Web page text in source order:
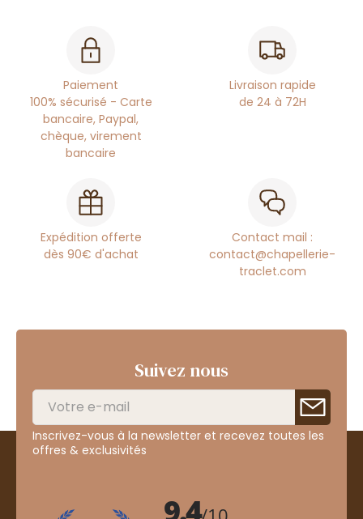
Paiement
100% sécurisé - Carte
bancaire, Paypal,
chèque, virement
bancaire
Livraison rapide
de 24 à 72H
Expédition offerte
dès 90€ d'achat
Contact mail :
contact@chapellerie-
traclet.com
Suivez nous
Inscrivez-vous à la newsletter et recevez toutes les
offres & exclusivités